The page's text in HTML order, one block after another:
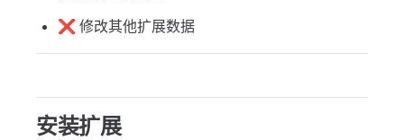
❌ 修改其他扩展数据
安装扩展